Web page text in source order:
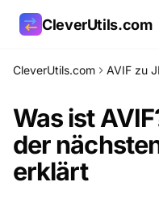
CleverUtils.com
CleverUtils.com AVIF zu
Was ist
der
erklärt
Link kopieren
E-Mail